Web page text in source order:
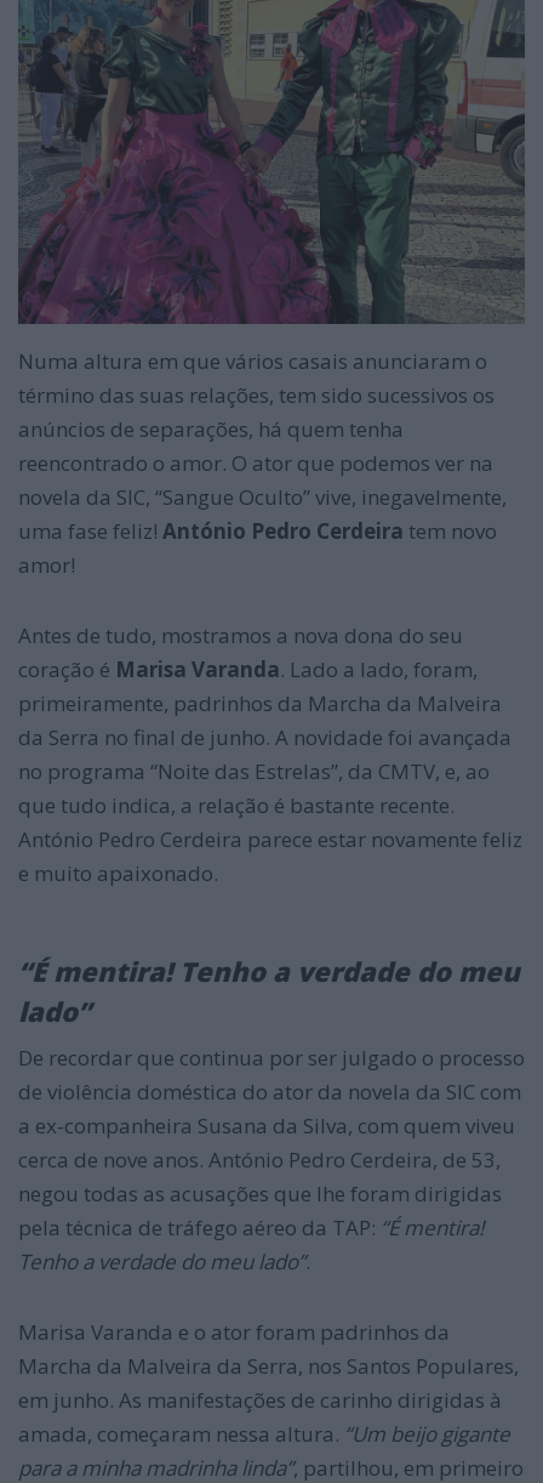
Numa altura em que vários casais anunciaram o
término das suas relações, tem sido sucessivos os
anúncios de separações, há quem tenha
reencontrado o amor. O ator que podemos ver na
novela da SIC, “Sangue Oculto” vive, inegavelmente,
uma fase feliz! António Pedro Cerdeira tem novo
amor!
Antes de tudo, mostramos a nova dona do seu
coração é Marisa Varanda. Lado a lado, foram,
primeiramente, padrinhos da Marcha da Malveira
da Serra no final de junho. A novidade foi avançada
no programa “Noite das Estrelas”, da CMTV, e, ao
que tudo indica, a relação é bastante recente.
António Pedro Cerdeira parece estar novamente feliz
e muito apaixonado.
“É mentira! Tenho a verdade do meu
lado”
De recordar que continua por ser julgado o processo
de violência doméstica do ator da novela da SIC com
a ex-companheira Susana da Silva, com quem viveu
cerca de nove anos. António Pedro Cerdeira, de 53,
negou todas as acusações que lhe foram dirigidas
pela técnica de tráfego aéreo da TAP: “É mentira!
Tenho a verdade do meu lado”.
Marisa Varanda e o ator foram padrinhos da
Marcha da Malveira da Serra, nos Santos Populares,
em junho. As manifestações de carinho dirigidas à
amada, começaram nessa altura. “Um beijo gigante
para a minha madrinha linda”, partilhou, em primeiro